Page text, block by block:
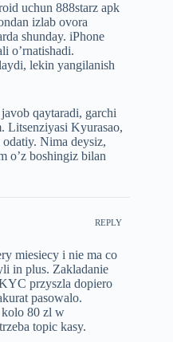
uchun 888starz apk
izlab ovora
shunday. iPhone
o’rnatishadi.
lekin yangilanish
qaytaradi, garchi
Litsenziyasi Kyurasao,
Nima deysiz,
o’z boshingiz bilan
REPLY
miesiecy i nie ma co
in plus. Zakladanie
przyszla dopiero
pasowalo.
80 zl w
topic kasy.